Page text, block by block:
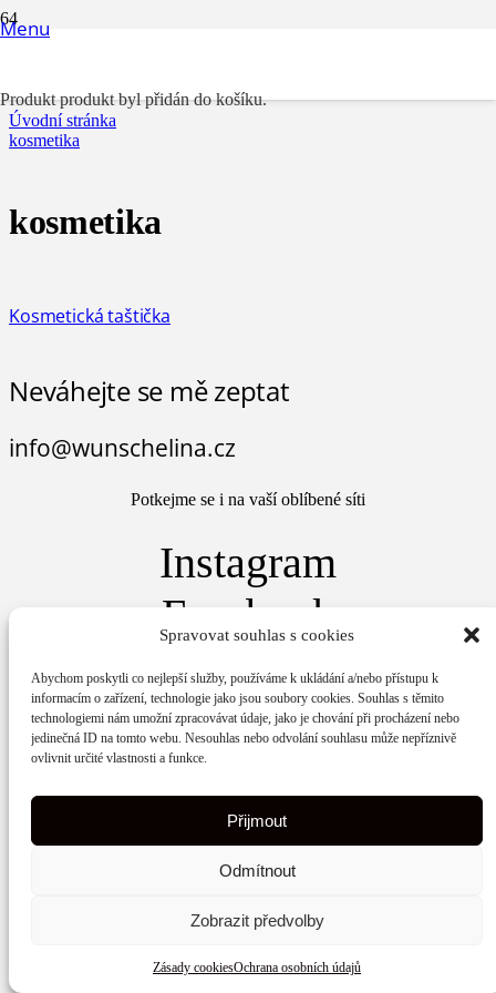
Spravovat souhlas s cookies
Abychom poskytli co nejlepší služby, používáme k ukládání a/nebo přístupu k
informacím o zařízení, technologie jako jsou soubory cookies. Souhlas s těmito
technologiemi nám umožní zpracovávat údaje, jako je chování při procházení nebo
jedinečná ID na tomto webu. Nesouhlas nebo odvolání souhlasu může nepříznivě
ovlivnit určité vlastnosti a funkce.
Přijmout
Odmítnout
Zobrazit předvolby
Zásady cookiesOchrana osobních údajů
Menu
Produktprodukt byl přidán do košíku.
Úvodní stránka
kosmetika
kosmetika
Kosmetická taštička
Neváhejte se mě zeptat
info@wunschelina.cz
Potkejme se i na vaší oblíbené síti
Instagram
Facebook
Ochrana osobních údajů